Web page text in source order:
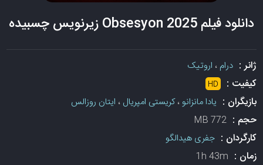
دانلود فیلم Obsesyon 2025 زیرنویس چسبیده
ژانر :درام ، اروتیک
کیفیت : HD
بازیگران : یادا مانزانو،کریستی امپریال ، ایتان روزالس
حجم :772 MB
کارگردان :جفری هیدالگو
زمان : 1h 43m